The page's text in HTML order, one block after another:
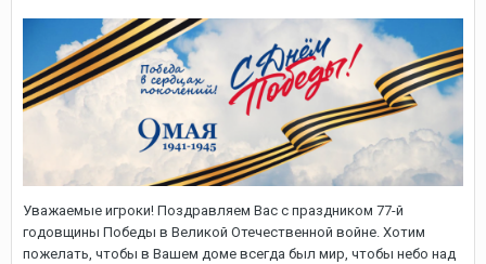
Уважаемые игроки! Поздравляем Вас с праздником 77-й
годовщины Победы в Великой Отечественной войне. Хотим
пожелать, чтобы в Вашем доме всегда был мир, чтобы небо над